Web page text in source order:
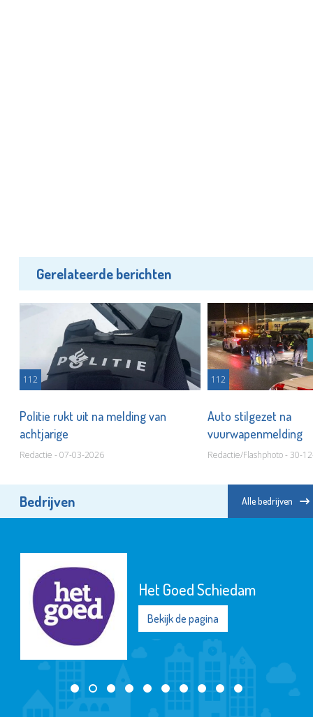
Gerelateerde berichten
112
Politie rukt uit na melding van
achtjarige
Redactie - 07-03-2026
112
Auto stilgezet na
vuurwapenmelding
Redactie/Flashphoto - 30-
Bedrijven Alle bedrijven
Het Goed Schiedam
Bekijk de pagina